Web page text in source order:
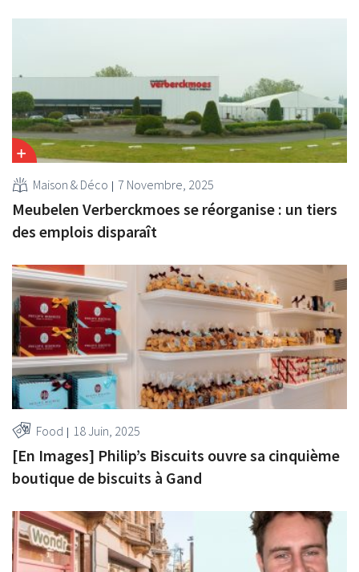
Maison & Déco 7 Novembre, 2025
Meubelen Verberckmoes se réorganise : un tiers
des emplois disparaît
Food 18 Juin, 2025
[En Images] Philip’s Biscuits ouvre sa cinquième
boutique de biscuits à Gand